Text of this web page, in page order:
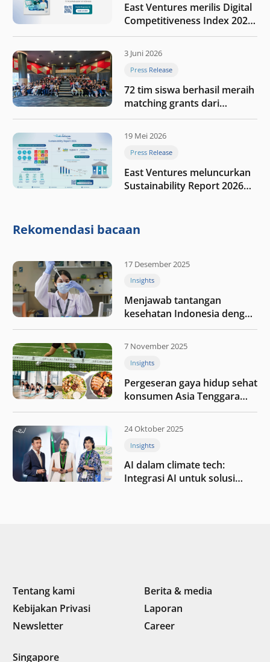
East Ventures merilis Digital
Competitiveness Index 2026,
menyoroti fase transformasi
digital Indonesia selanjutnya
3 Juni 2026
Press Release
72 tim siswa berhasil meraih
matching grants dari
program My First $1000
19 Mei 2026
Press Release
East Ventures meluncurkan
Sustainability Report 2026
nilai melalui kedisiplinan”
Rekomendasi bacaan
17 Desember 2025
Insights
Menjawab tantangan
kesehatan Indonesia dengan
berinvestasi di teknologi
kesehatan
7 November 2025
Insights
Pergeseran gaya hidup sehat
konsumen Asia Tenggara
pada tahun 2025
24 Oktober 2025
Insights
AI dalam climate tech:
Integrasi AI untuk solusi
Tentang kami
Berita & media
Kebijakan Privasi
Laporan
Newsletter
Career
Singapore